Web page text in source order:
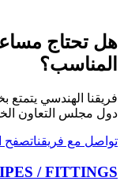
هل تحتاج
المناسب؟
دول مجلس التعاون
تواصل مع فريقناتصفح
/ FITTINGS